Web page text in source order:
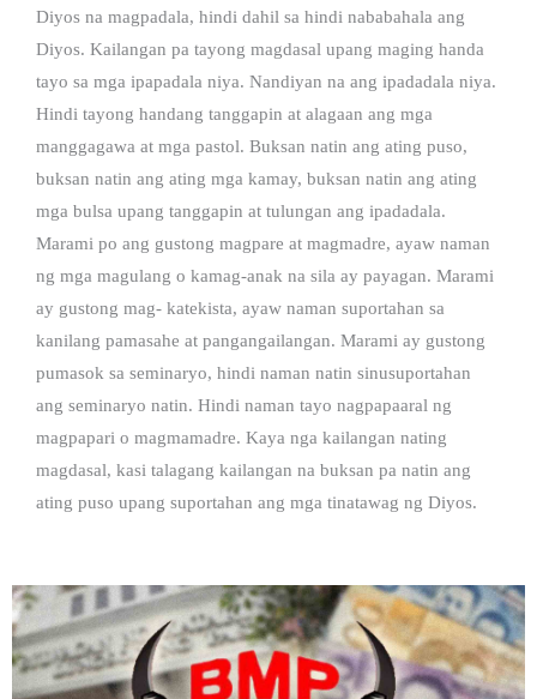
Diyos na magpadala, hindi dahil sa hindi nababahala ang
Diyos. Kailangan pa tayong magdasal upang maging handa
tayo sa mga ipapadala niya. Nandiyan na ang ipadadala niya.
Hindi tayong handang tanggapin at alagaan ang mga
manggagawa at mga pastol. Buksan natin ang ating puso,
buksan natin ang ating mga kamay, buksan natin ang ating
mga bulsa upang tanggapin at tulungan ang ipadadala.
Marami po ang gustong magpare at magmadre, ayaw naman
ng mga magulang o kamag-anak na sila ay payagan. Marami
ay gustong mag- katekista, ayaw naman suportahan sa
kanilang pamasahe at pangangailangan. Marami ay gustong
pumasok sa seminaryo, hindi naman natin sinusuportahan
ang seminaryo natin. Hindi naman tayo nagpapaaral ng
magpapari o magmamadre. Kaya nga kailangan nating
magdasal, kasi talagang kailangan na buksan pa natin ang
ating puso upang suportahan ang mga tinatawag ng Diyos.